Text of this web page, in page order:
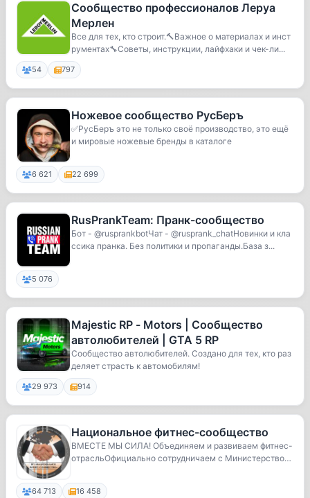
Сообщество профессионалов Леруа
Мерлен
Все для тех, кто строит.🔨Важное о материалах и инст
рументах🔧Советы, инструкции, лайфхаки и чек-ли...
54 797
Ножевое сообщество РусБеръ
✅РусБеръ это не только своё производство, это ещё
и мировые ножевые бренды в каталоге
6 621 22 699
RusPrankTeam: Пранк-сообщество
Бот - @rusprankbotЧат - @rusprank_chatНовинки и кла
ссика пранка. Без политики и пропаганды.База з...
5 076
Majestic RP - Motors | Сообщество
автолюбителей | GTA 5 RP
Cообщество автолюбителей. Создано для тех, кто раз
деляет страсть к автомобилям!
29 973 914
Национальное фитнес-сообщество
ВМЕСТЕ МЫ СИЛА! Объединяем и развиваем фитнес-
отрасльОфициально сотрудничаем с Министерством
64 713 16 458